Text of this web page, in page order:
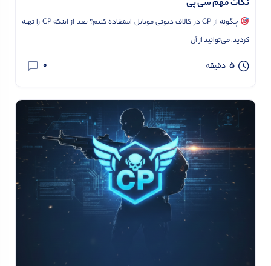
نکات مهم سی پی
چگونه از CP در کالاف دیوتی موبایل استفاده کنیم؟ بعد از اینکه CP را تهیه
کردید، می‌توانید از آن
5 دقیقه 0